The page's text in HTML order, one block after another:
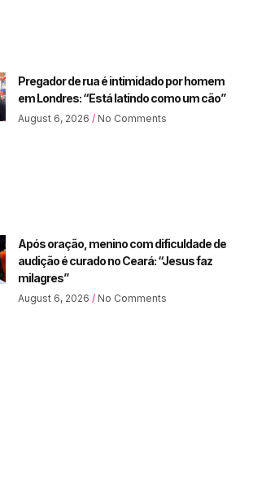
Pregador de rua é intimidado por homem
em Londres: “Está latindo como um cão”
August 6, 2026 No Comments
Após oração, menino com dificuldade de
audição é curado no Ceará: “Jesus faz
milagres”
August 6, 2026 No Comments